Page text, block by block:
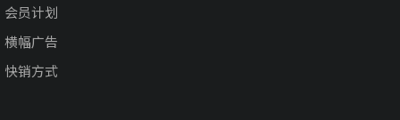
会员计划
横幅广告
快销方式